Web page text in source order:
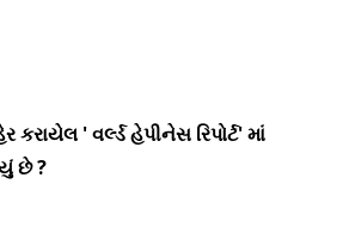
કરાયેલ ' વર્લ્ડ હેપીનેસ રિપોર્ટ' માં
છે ?